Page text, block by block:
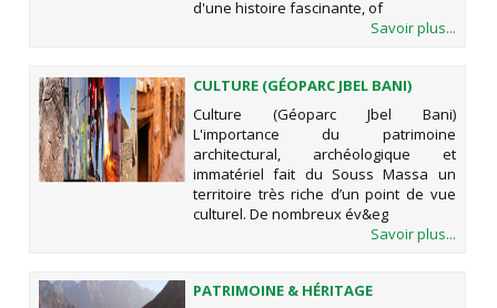
d'une histoire fascinante, of
Savoir plus...
CULTURE (GÉOPARC JBEL BANI)
Culture (Géoparc Jbel Bani)
L'importance du patrimoine
architectural, archéologique et
immatériel fait du Souss Massa un
territoire très riche d’un point de vue
culturel. De nombreux év&eg
Savoir plus...
PATRIMOINE & HÉRITAGE